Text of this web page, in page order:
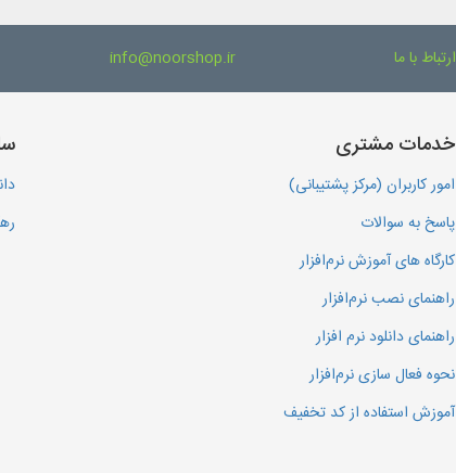
ارتباط با ما info@noorshop.ir
خدمات مشتری
امور کاربران (مرکز پشتیبانی)
پاسخ به سوالات
کارگاه های آموزش نرم‌افزار
راهنمای نصب نرم‌افزار
راهنمای دانلود نرم افزار
نحوه فعال سازی نرم‌افزار
آموزش استفاده از کد تخفیف